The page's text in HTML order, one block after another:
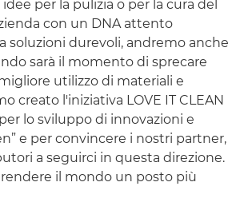
per la pulizia o per la cura del
con un DNA attento
soluzioni durevoli, andremo anche
sarà il momento di sprecare
utilizzo di materiali e
creato l'iniziativa LOVE IT CLEAN
lo sviluppo di innovazioni e
e per convincere i nostri partner,
a seguirci in questa direzione.
rendere il mondo un posto più